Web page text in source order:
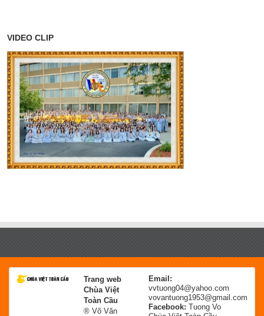
VIDEO CLIP
Trang web
Chùa Việt
Toàn Cầu
® Võ Văn
Email:
vvtuong04@yahoo.com
vovantuong1953@gmail.com
Facebook: Tuong Vo